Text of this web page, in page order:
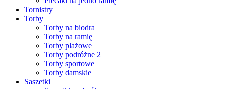
Tornistry
Torby
Torby na biodra
Torby na ramię
Torby plażowe
Torby podróżne 2
Torby sportowe
Torby damskie
Saszetki